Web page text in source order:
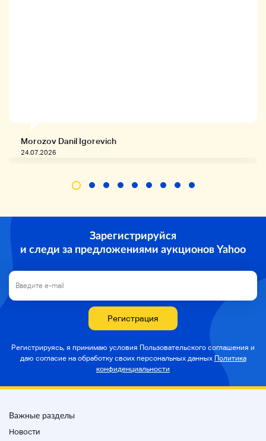
Список того же жанра
★ Список выхлопных газов ★
[Место хранения (источник доставки)]
Велосипедный король Интерпарк Уцуномия
(город Уцуномия, префектура)
экспоненты не имеют права.
[Информация об автомобиле]
Morozov Danil Igorevich
24.07.2026
Зарегистрируйся
и следи за предложениями аукционов Yahoo
Регистрация
Регистрируясь, я принимаю условия Пользовательского соглашения и
даю согласие на обработку своих персональных данных Политика
конфиденциальности
Важные разделы
Новости